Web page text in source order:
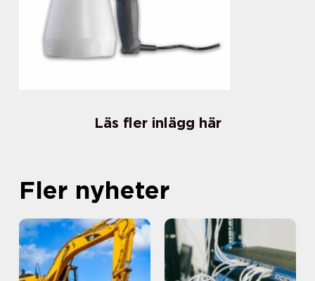
Läs fler inlägg här
Fler nyheter